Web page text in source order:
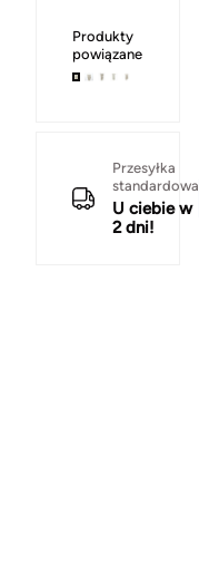
Produkty
powiązane
Przesyłka
standardowa
U ciebie w
2 dni!